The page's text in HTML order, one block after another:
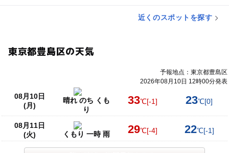
近くのスポットを探す
東京都豊島区の天気
予報地点：東京都豊島区
2026年08月10日 12時00分発表
08月10日
(月)
晴れ のち くも
り
33℃[-1] 23℃[0]
08月11日
(火)
くもり 一時 雨 29℃[-4] 22℃[-1]